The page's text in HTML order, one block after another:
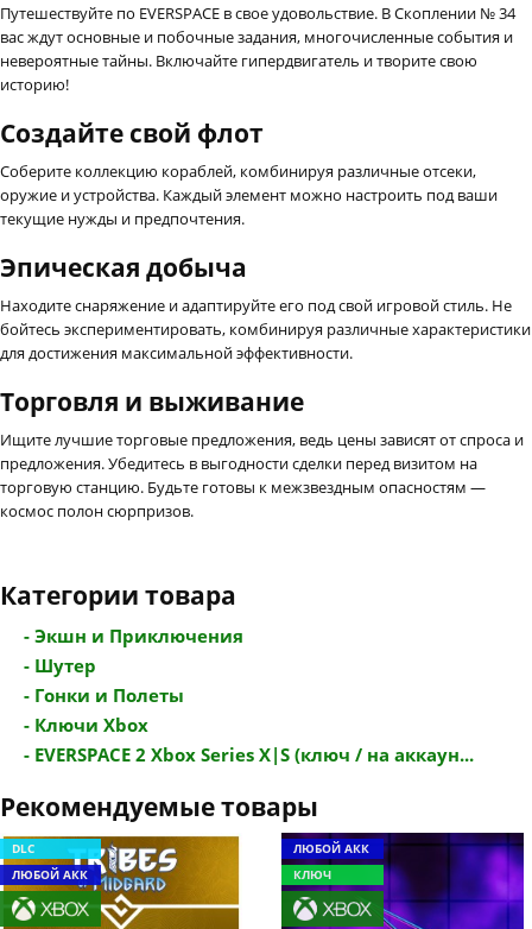
Путешествуйте по EVERSPACE в свое удовольствие. В Скоплении № 34
вас ждут основные и побочные задания, многочисленные события и
невероятные тайны. Включайте гипердвигатель и творите свою
историю!
Создайте свой флот
Соберите коллекцию кораблей, комбинируя различные отсеки,
оружие и устройства. Каждый элемент можно настроить под ваши
текущие нужды и предпочтения.
Эпическая добыча
Находите снаряжение и адаптируйте его под свой игровой стиль. Не
бойтесь экспериментировать, комбинируя различные характеристики
для достижения максимальной эффективности.
Торговля и выживание
Ищите лучшие торговые предложения, ведь цены зависят от спроса и
предложения. Убедитесь в выгодности сделки перед визитом на
торговую станцию. Будьте готовы к межзвездным опасностям —
космос полон сюрпризов.
Категории товара
- Экшн и Приключения
- Шутер
- Гонки и Полеты
- Ключи Xbox
- EVERSPACE 2 Xbox Series X|S (ключ / на аккаун...
Рекомендуемые товары
DLC
ЛЮБОЙ АКК
ЛЮБОЙ АКК
КЛЮЧ